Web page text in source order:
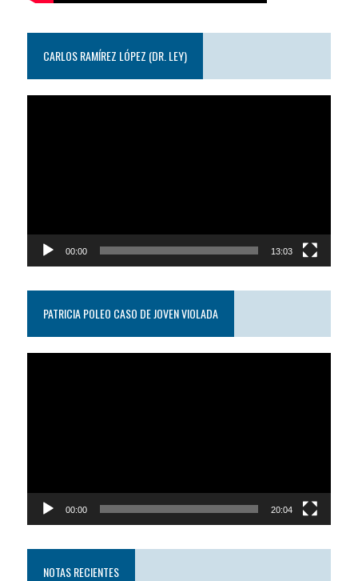
CARLOS RAMÍREZ LÓPEZ (DR. LEY)
00:00 13:03
PATRICIA POLEO CASO DE JOVEN VIOLADA
00:00 20:04
NOTAS RECIENTES